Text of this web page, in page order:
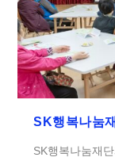
SK행복나눔
SK행복나눔재